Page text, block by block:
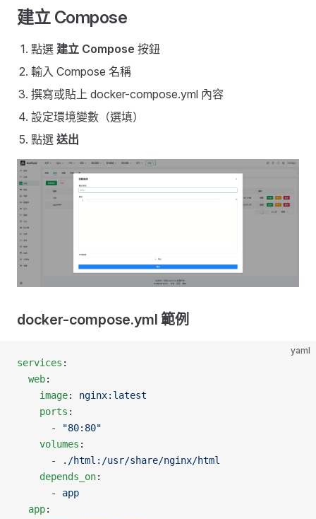
建立 Compose
點選 建立 Compose 按鈕
輸入 Compose 名稱
撰寫或貼上 docker-compose.yml 內容
設定環境變數（選填）
點選 送出
docker-compose.yml 範例
yaml
services :
  web
:
    image
: nginx:latest
    ports
:
      -
"80:80"
    volumes
:
      -
./html:/usr/share/nginx/html
    depends_on
:
      -
app
  app
: